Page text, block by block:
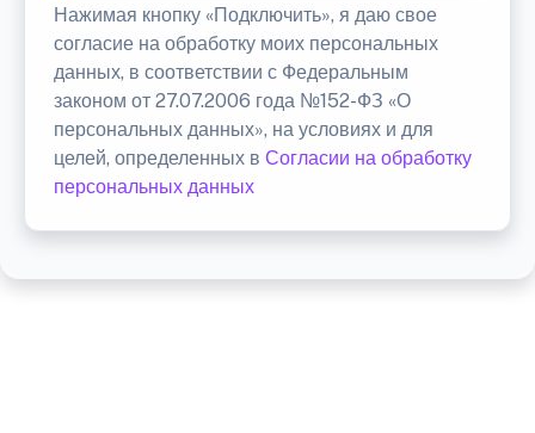
Нажимая кнопку «Подключить», я даю свое
согласие на обработку моих персональных
данных, в соответствии с Федеральным
законом от 27.07.2006 года №152-ФЗ «О
персональных данных», на условиях и для
целей, определенных в Согласии на обработку
персональных данных